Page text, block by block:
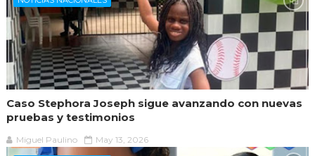
Caso Stephora Joseph sigue avanzando con nuevas
pruebas y testimonios
Miguel Paulino May 13, 2026